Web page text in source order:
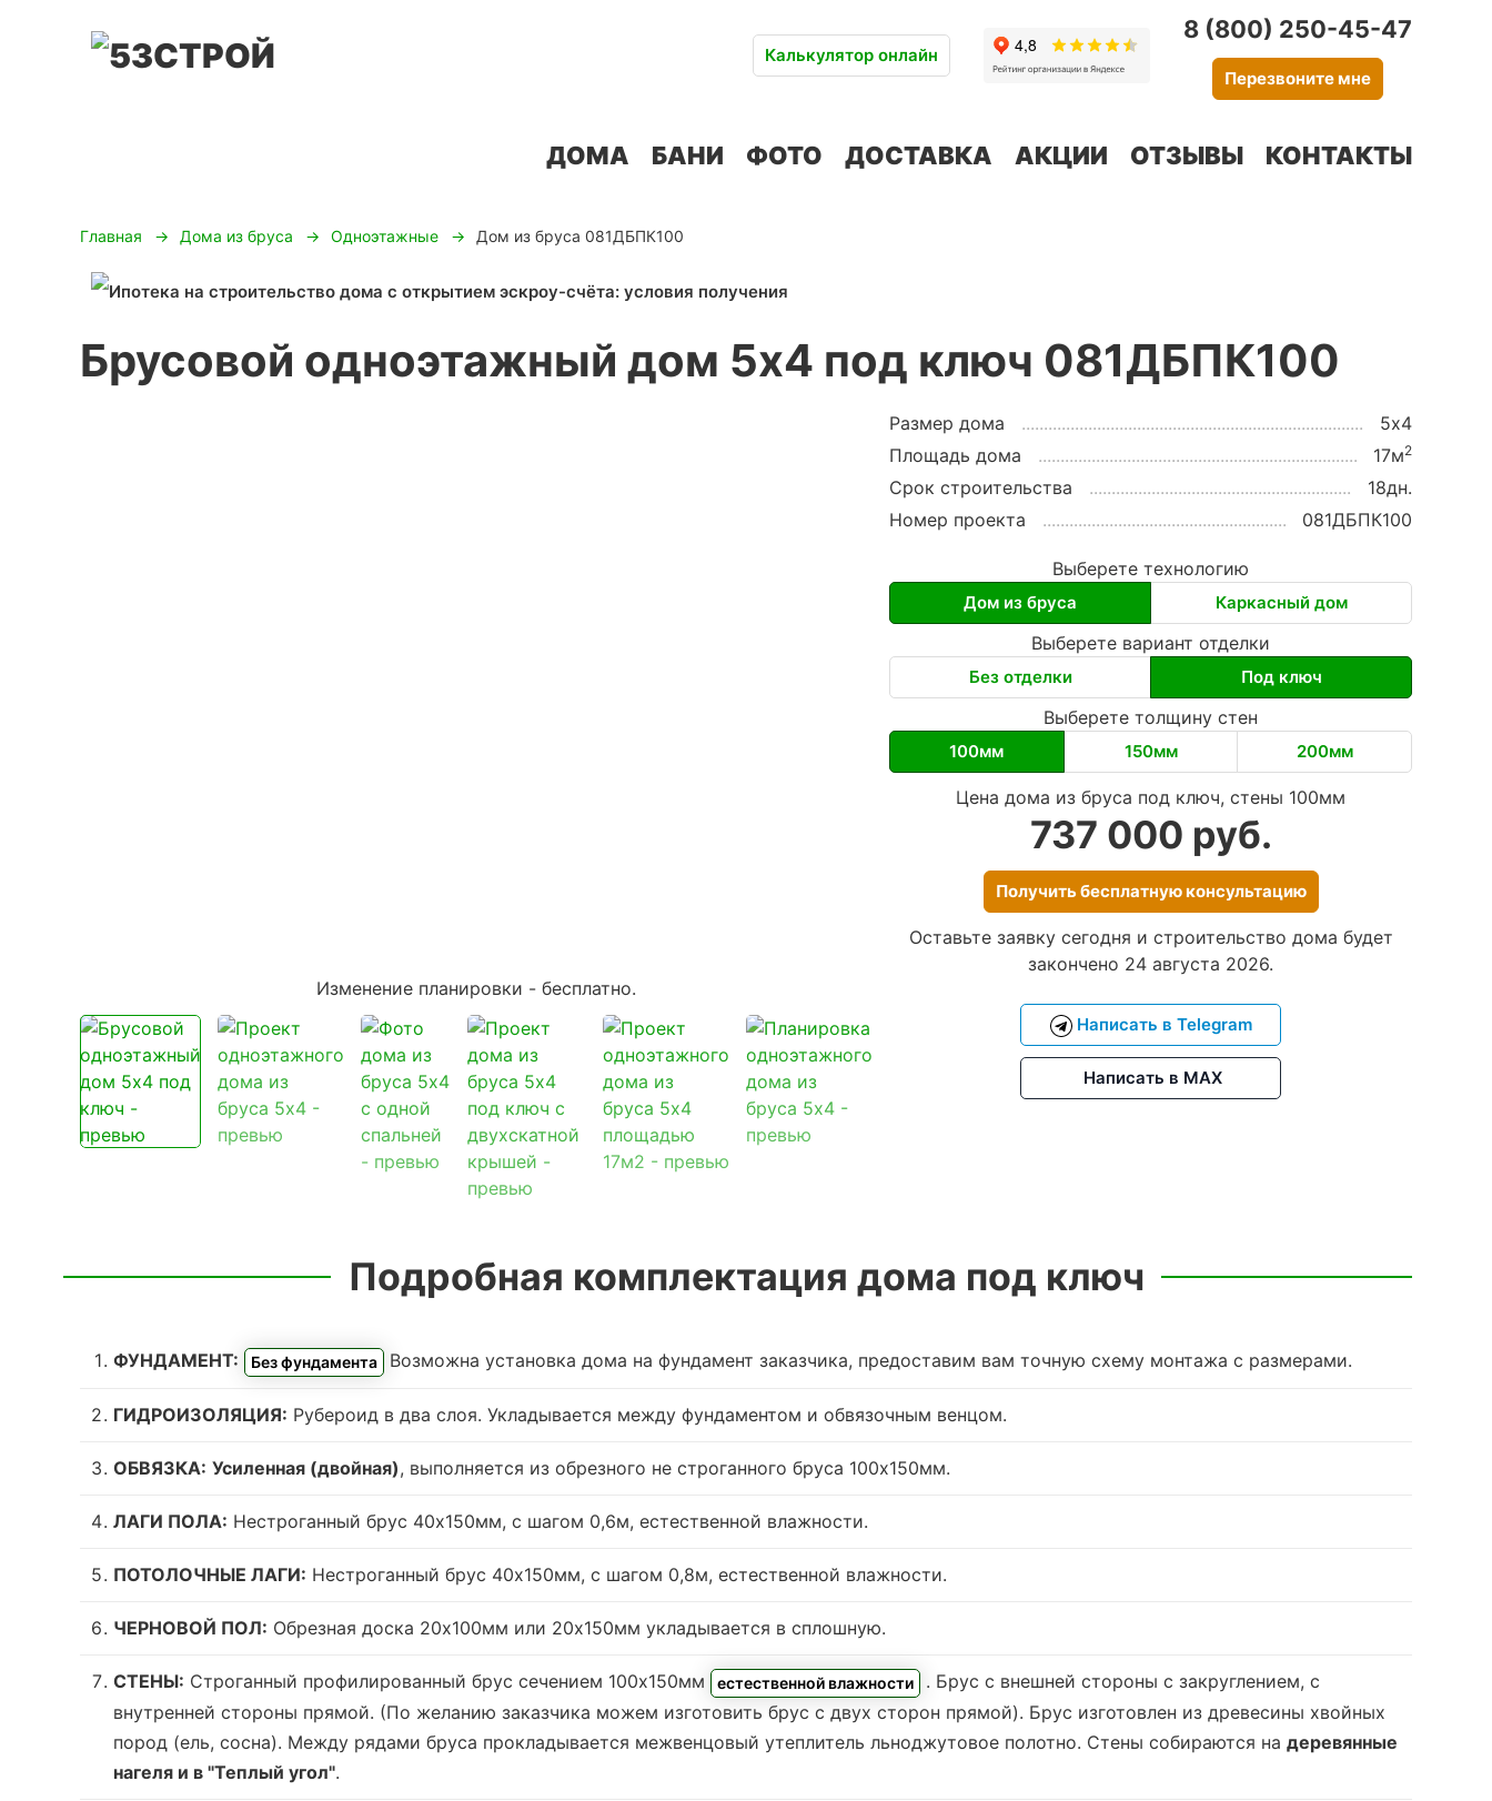
Калькулятор онлайн
8 (800) 250-45-47
Перезвоните мне
ДОМА БАНИ ФОТО ДОСТАВКА АКЦИИ ОТЗЫВЫ КОНТАКТЫ
Главная Дома из бруса Одноэтажные Дом из бруса 081ДБПК100
Брусовой одноэтажный дом 5х4 под ключ 081ДБПК100
Изменение планировки - бесплатно.
Размер дома
5х4
Площадь дома
17м2
Срок строительства
18дн.
Номер проекта
081ДБПК100
Выберете технологию
Дом из бруса Каркасный дом
Выберете вариант отделки
Без отделки Под ключ
Выберете толщину стен
100мм 150мм 200мм
Цена дома из бруса под ключ, стены 100мм
737 000 руб.
Получить бесплатную консультацию
Оставьте заявку сегодня и строительство дома будет
закончено 24 августа 2026.
Написать в Telegram
Написать в MAX
Подробная комплектация дома под ключ
ФУНДАМЕНТ: Без фундамента Возможна установка дома на фундамент заказчика, предоставим вам точную схему монтажа с размерами.
ГИДРОИЗОЛЯЦИЯ: Рубероид в два слоя. Укладывается между фундаментом и обвязочным венцом.
ОБВЯЗКА: Усиленная (двойная), выполняется из обрезного не строганного бруса 100х150мм.
ЛАГИ ПОЛА: Нестроганный брус 40х150мм, с шагом 0,6м, естественной влажности.
ПОТОЛОЧНЫЕ ЛАГИ: Нестроганный брус 40х150мм, с шагом 0,8м, естественной влажности.
ЧЕРНОВОЙ ПОЛ: Обрезная доска 20х100мм или 20х150мм укладывается в сплошную.
СТЕНЫ: Строганный профилированный брус сечением 100х150мм естественной влажности
. Брус с внешней стороны с закруглением, с
внутренней стороны прямой. (По желанию заказчика можем изготовить брус с двух сторон прямой). Брус изготовлен из древесины хвойных
пород (ель, сосна). Между рядами бруса прокладывается межвенцовый утеплитель льноджутовое полотно. Стены собираются на деревянные
нагеля и в "Теплый угол".